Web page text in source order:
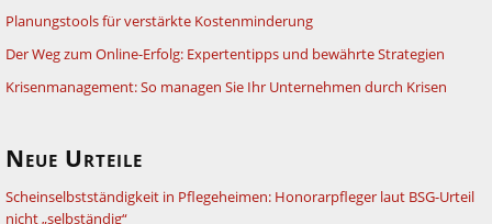
Planungstools für verstärkte Kostenminderung
Der Weg zum Online-Erfolg: Expertentipps und bewährte Strategien
Krisenmanagement: So managen Sie Ihr Unternehmen durch Krisen
Neue Urteile
Scheinselbstständigkeit in Pflegeheimen: Honorarpfleger laut BSG-Urteil
nicht „selbständig“